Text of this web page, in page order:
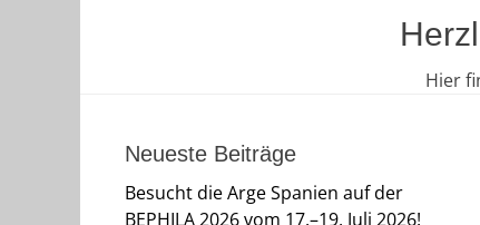
Hier
Neueste Beiträge
Besucht die Arge Spanien auf der
BEPHILA 2026 vom 17.–19. Juli 2026!